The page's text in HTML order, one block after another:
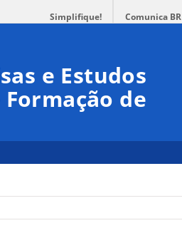
Simplifique! Comunica BR
e Estudos
de